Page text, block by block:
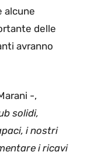
alcune
delle
avranno
-,
solidi,
i nostri
i ricavi